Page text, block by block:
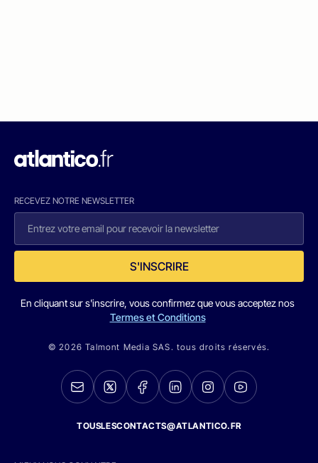
RECEVEZ NOTRE NEWSLETTER
S'INSCRIRE
En cliquant sur s'inscrire, vous confirmez que vous acceptez nos
Termes et Conditions
© 2026 Talmont Media SAS. tous droits réservés.
TOUSLESCONTACTS@ATLANTICO.FR